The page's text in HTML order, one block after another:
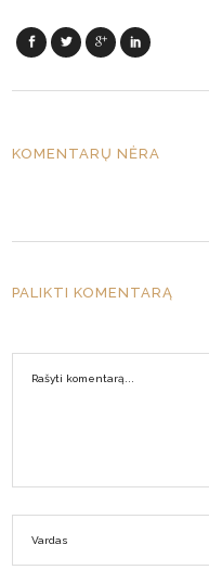
KOMENTARŲ NĖRA
PALIKTI KOMENTARĄ